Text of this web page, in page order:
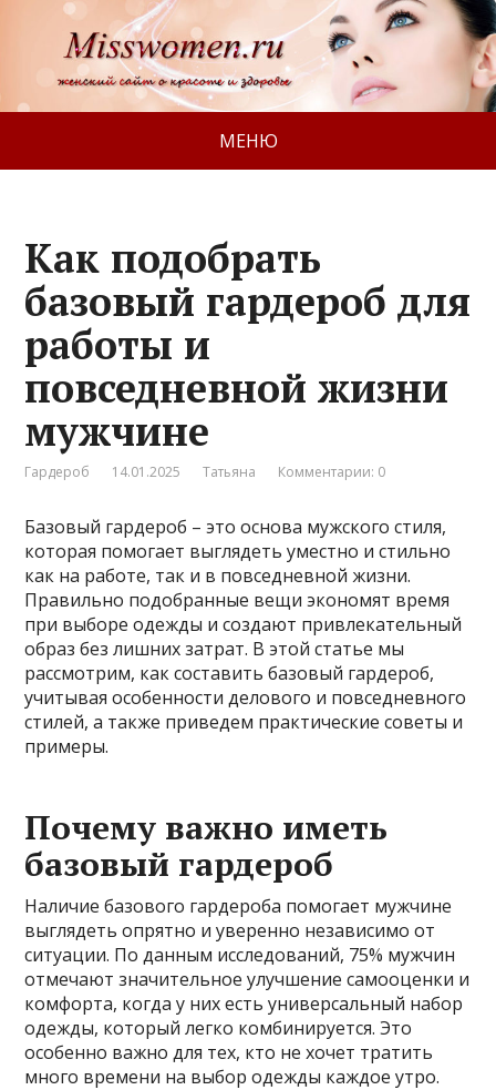
МЕНЮ
Как подобрать
базовый гардероб для
работы и
повседневной жизни
мужчине
Гардероб 14.01.2025 Татьяна Комментарии: 0
Базовый гардероб – это основа мужского стиля,
которая помогает выглядеть уместно и стильно
как на работе, так и в повседневной жизни.
Правильно подобранные вещи экономят время
при выборе одежды и создают привлекательный
образ без лишних затрат. В этой статье мы
рассмотрим, как составить базовый гардероб,
учитывая особенности делового и повседневного
стилей, а также приведем практические советы и
примеры.
Почему важно иметь
базовый гардероб
Наличие базового гардероба помогает мужчине
выглядеть опрятно и уверенно независимо от
ситуации. По данным исследований, 75% мужчин
отмечают значительное улучшение самооценки и
комфорта, когда у них есть универсальный набор
одежды, который легко комбинируется. Это
особенно важно для тех, кто не хочет тратить
много времени на выбор одежды каждое утро.